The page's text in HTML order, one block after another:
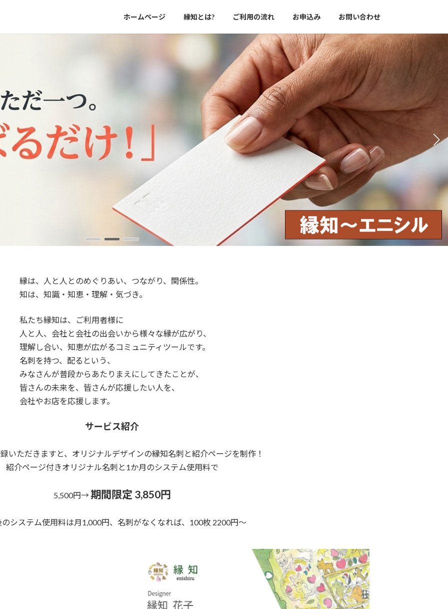
ホームページ 縁知とは? ご利用の流れ お申込み お問い合わせ
縁は、人と人とのめぐりあい、つながり、関係性。
知は、知識・知恵・理解・気づき。
私たち縁知は、ご利用者様に
人と人、会社と会社の出会いから様々な縁が広がり、
理解し合い、知恵が広がるコミュニティツールです。
名刺を持つ、配るという、
みなさんが普段からあたりまえにしてきたことが、
皆さんの未来を、皆さんが応援したい人を、
会社やお店を応援します。
サービス紹介
いただきますと、オリジナルデザインの縁知名刺と紹介ページを制作！
紹介ページ付きオリジナル名刺と1か月のシステム使用料で
5,500円→期間限定 3,850円
のシステム使用料は月1,000円、名刺がなくなれば、100枚 2200円～